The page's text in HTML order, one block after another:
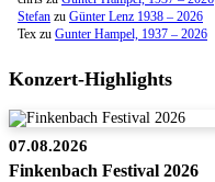
Stefan zu Günter Lenz 1938 – 2026
Tex zu Gunter Hampel, 1937 – 2026
Konzert-Highlights
07.08.2026
Finkenbach Festival 2026